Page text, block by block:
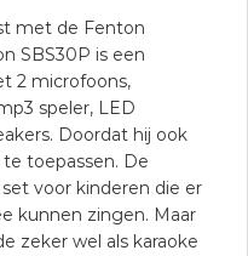
met de Fenton
SBS30P is een
2 microfoons,
speler, LED
Doordat hij ook
toepassen. De
voor kinderen die er
kunnen zingen. Maar
zeker wel als karaoke